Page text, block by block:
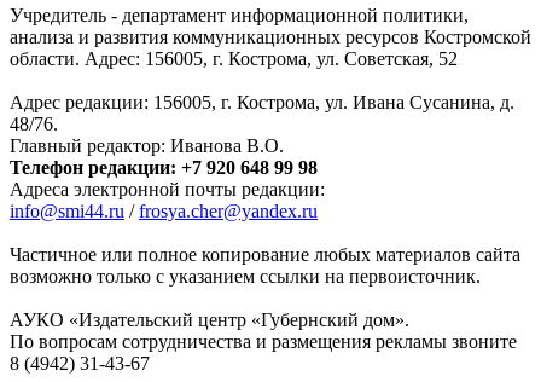
Учредитель - департамент информационной политики,
анализа и развития коммуникационных ресурсов Костромской
области. Адрес: 156005, г. Кострома, ул. Советская, 52
Адрес редакции: 156005, г. Кострома, ул. Ивана Сусанина, д.
48/76.
Главный редактор: Иванова В.О.
Телефон редакции: +7 920 648 99 98
Адреса электронной почты редакции:
info@smi44.ru /frosya.cher@yandex.ru
Частичное или полное копирование любых материалов сайта
возможно только с указанием ссылки на первоисточник.
АУКО «Издательский центр «Губернский дом».
По вопросам сотрудничества и размещения рекламы звоните
8 (4942) 31-43-67